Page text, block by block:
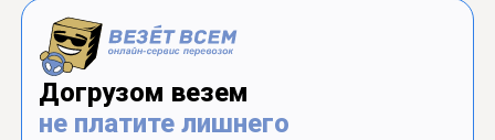
Догрузом везем
не платите лишнего